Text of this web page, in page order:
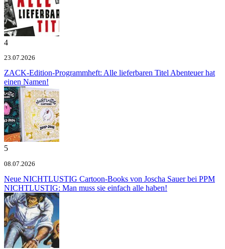
4
23.07.2026
ZACK-Edition-Programmheft: Alle lieferbaren Titel Abenteuer hat
einen Namen!
5
08.07.2026
Neue NICHTLUSTIG Cartoon-Books von Joscha Sauer bei PPM
NICHTLUSTIG: Man muss sie einfach alle haben!